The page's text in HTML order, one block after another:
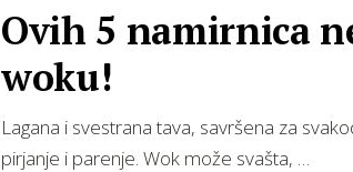
Ovih 5 namirnica
woku!
Lagana i svestrana tava, savršena za
pirjanje i parenje. Wok može svašta, …